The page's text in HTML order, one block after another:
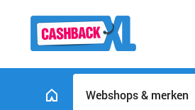
Webshops & merken